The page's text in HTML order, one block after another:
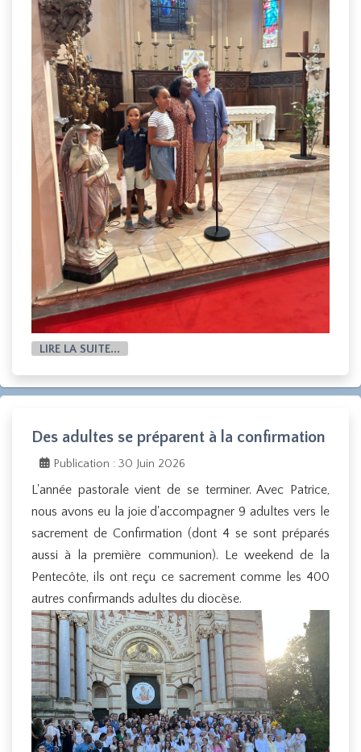
LIRE LA SUITE...
Des adultes se préparent à la confirmation
Publication : 30 Juin 2026
L'année pastorale vient de se terminer. Avec Patrice,
nous avons eu la joie d'accompagner 9 adultes vers le
sacrement de Confirmation (dont 4 se sont préparés
aussi à la première communion). Le weekend de la
Pentecôte, ils ont reçu ce sacrement comme les 400
autres confirmands adultes du diocèse.